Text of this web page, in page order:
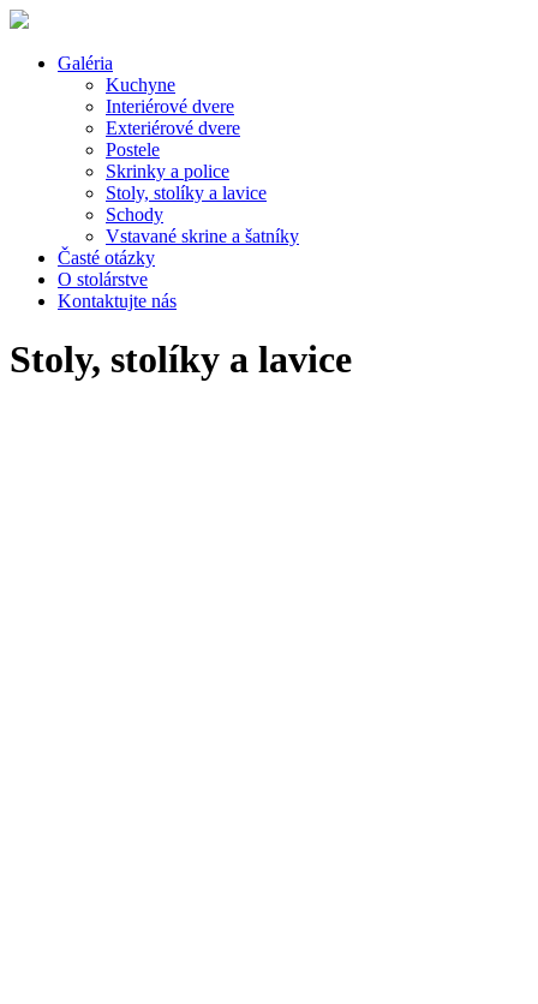
Galéria
Kuchyne
Interiérové dvere
Exteriérové dvere
Postele
Skrinky a police
Stoly, stolíky a lavice
Schody
Vstavané skrine a šatníky
Časté otázky
O stolárstve
Kontaktujte nás
Stoly, stolíky a lavice